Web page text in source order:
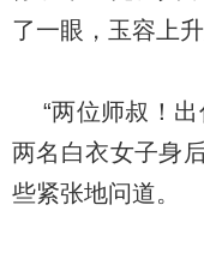
了一眼，玉容上
“两位师叔！出
两名白衣女子身
些紧张地问道。